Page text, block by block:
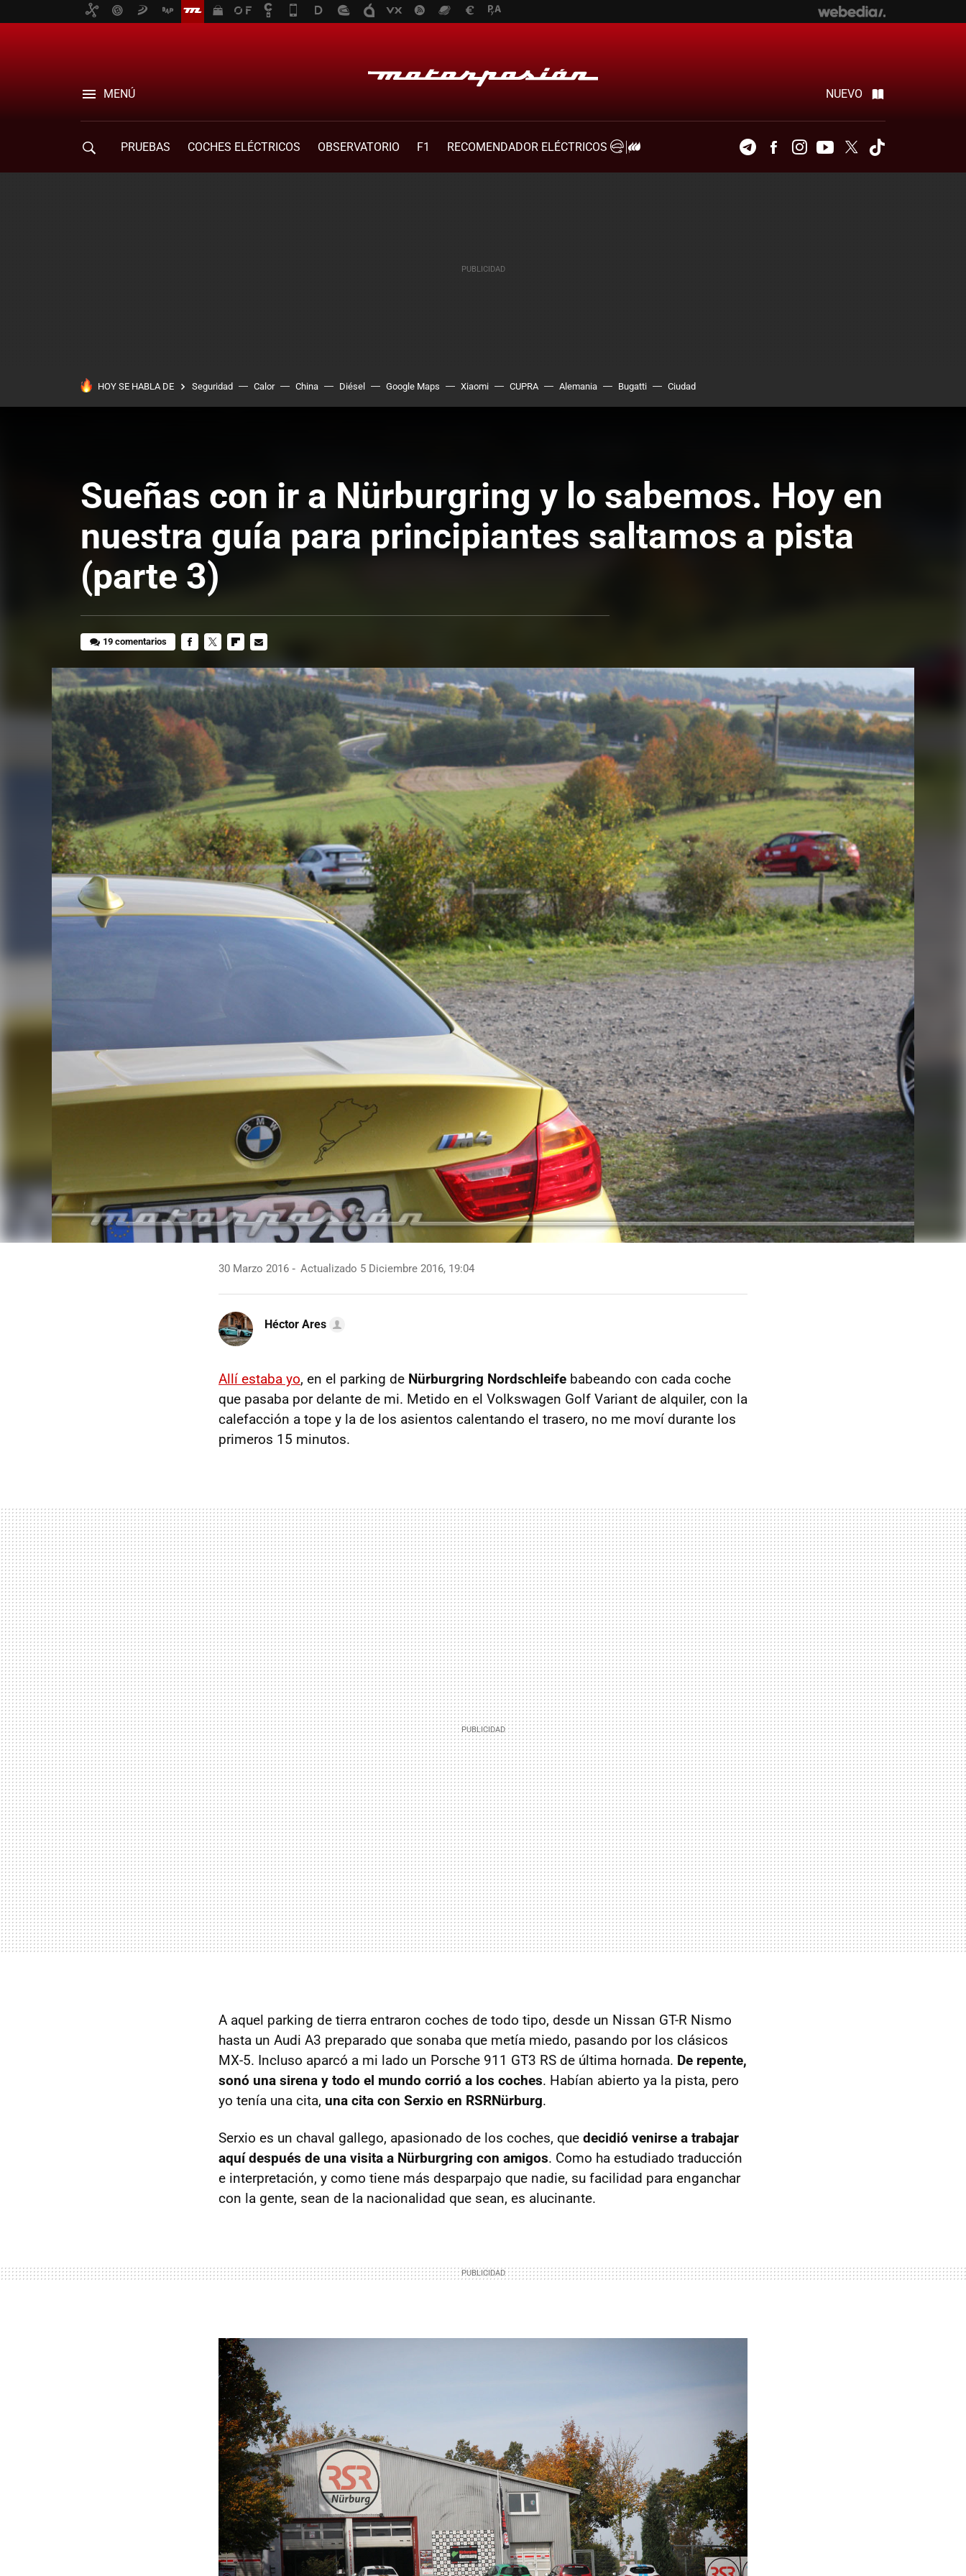
MENÚ NUEVO
PRUEBAS COCHES ELÉCTRICOS OBSERVATORIO F1
RECOMENDADOR ELÉCTRICOS
TelegramFacebookInstagramYoutubeTwitter
HOY SE HABLA DE Seguridad Calor China Diésel Google Maps Xiaomi CUPRA Alemania Bugatti Ciudad
Sueñas con ir a Nürburgring y lo sabemos. Hoy en
nuestra guía para principiantes saltamos a pista
(parte 3)
19 comentarios
MAIL
30 Marzo 2016 Actualizado 5 Diciembre 2016, 19:04
Héctor Ares
Allí estaba yo, en el parking de Nürburgring Nordschleife babeando con cada coche
que pasaba por delante de mi. Metido en el Volkswagen Golf Variant de alquiler, con la
calefacción a tope y la de los asientos calentando el trasero, no me moví durante los
primeros 15 minutos.
A aquel parking de tierra entraron coches de todo tipo, desde un Nissan GT-R Nismo
hasta un Audi A3 preparado que sonaba que metía miedo, pasando por los clásicos
MX-5. Incluso aparcó a mi lado un Porsche 911 GT3 RS de última hornada. De repente,
sonó una sirena y todo el mundo corrió a los coches. Habían abierto ya la pista, pero
yo tenía una cita, una cita con Serxio en RSRNürburg.
Serxio es un chaval gallego, apasionado de los coches, que decidió venirse a trabajar
aquí después de una visita a Nürburgring con amigos. Como ha estudiado traducción
e interpretación, y como tiene más desparpajo que nadie, su facilidad para enganchar
con la gente, sean de la nacionalidad que sean, es alucinante.